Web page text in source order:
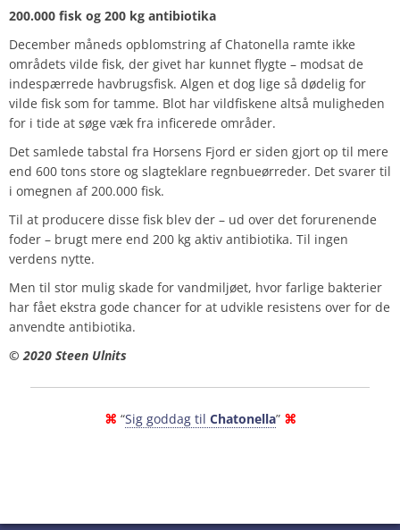
200.000 fisk og 200 kg antibiotika
December måneds opblomstring af Chatonella ramte ikke
områdets vilde fisk, der givet har kunnet flygte – modsat de
indespærrede havbrugsfisk. Algen et dog lige så dødelig for
vilde fisk som for tamme. Blot har vildfiskene altså muligheden
for i tide at søge væk fra inficerede områder.
Det samlede tabstal fra Horsens Fjord er siden gjort op til mere
end 600 tons store og slagteklare regnbueørreder. Det svarer til
i omegnen af 200.000 fisk.
Til at producere disse fisk blev der – ud over det forurenende
foder – brugt mere end 200 kg aktiv antibiotika. Til ingen
verdens nytte.
Men til stor mulig skade for vandmiljøet, hvor farlige bakterier
har fået ekstra gode chancer for at udvikle resistens over for de
anvendte antibiotika.
© 2020 Steen Ulnits
⌘ “Sig goddag til Chatonella” ⌘